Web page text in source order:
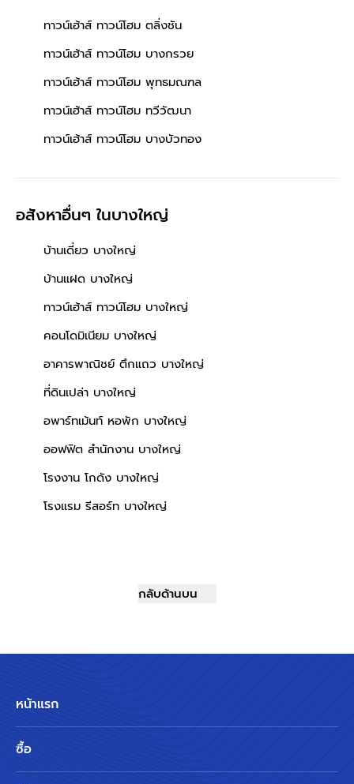
ทาวน์เฮ้าส์ ทาวน์โฮม ตลิ่งชัน
ทาวน์เฮ้าส์ ทาวน์โฮม บางกรวย
ทาวน์เฮ้าส์ ทาวน์โฮม พุทธมณฑล
ทาวน์เฮ้าส์ ทาวน์โฮม ทวีวัฒนา
ทาวน์เฮ้าส์ ทาวน์โฮม บางบัวทอง
อสังหาอื่นๆในบางใหญ่
บ้านเดี่ยว บางใหญ่
บ้านแฝด บางใหญ่
ทาวน์เฮ้าส์ ทาวน์โฮม บางใหญ่
คอนโดมิเนียม บางใหญ่
อาคารพาณิชย์ ตึกแถว บางใหญ่
ที่ดินเปล่า บางใหญ่
อพาร์ทเม้นท์ หอพัก บางใหญ่
ออฟฟิต สำนักงาน บางใหญ่
โรงงาน โกดัง บางใหญ่
โรงแรม รีสอร์ท บางใหญ่
กลับด้านบน
หน้าแรก
ซื้อ